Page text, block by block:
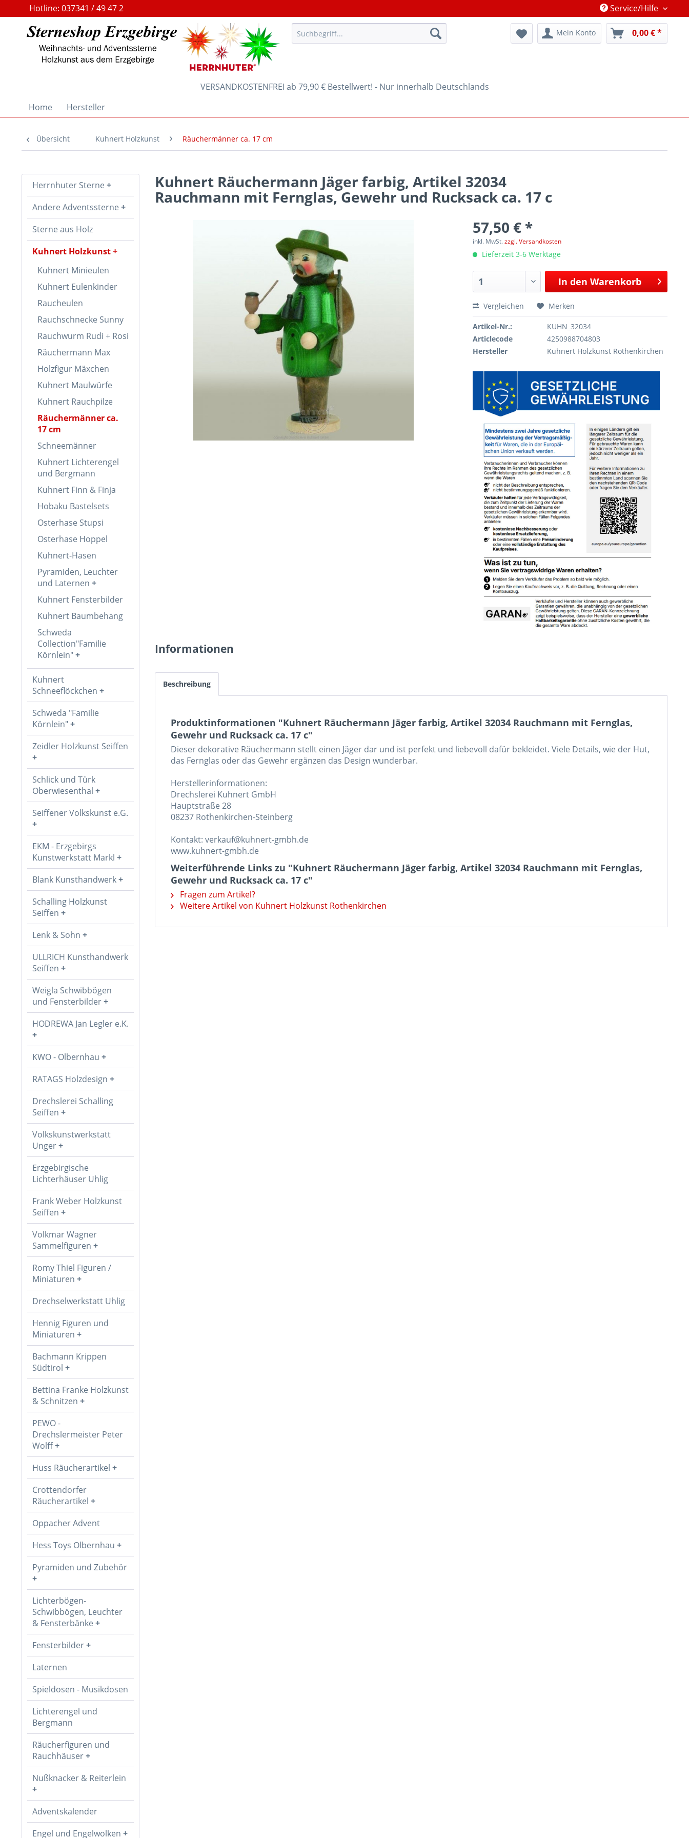
Hotline: 037341 / 49 47 2 Service/Hilfe
Mein Konto 0,00 € *
VERSANDKOSTENFREI ab 79,90 € Bestellwert! - Nur innerhalb Deutschlands
Home
Hersteller
Übersicht Kuhnert Holzkunst Räuchermänner ca. 17 cm
Herrnhuter Sterne
Andere Adventssterne
Sterne aus Holz
Kuhnert Holzkunst
Kuhnert Minieulen
Kuhnert Eulenkinder
Raucheulen
Rauchschnecke Sunny
Rauchwurm Rudi + Rosi
Räuchermann Max
Holzfigur Mäxchen
Kuhnert Maulwürfe
Kuhnert Rauchpilze
Räuchermänner ca.
17 cm
Schneemänner
Kuhnert Lichterengel
und Bergmann
Kuhnert Finn & Finja
Hobaku Bastelsets
Osterhase Stupsi
Osterhase Hoppel
Kuhnert-Hasen
Pyramiden, Leuchter
und Laternen
Kuhnert Fensterbilder
Kuhnert Baumbehang
Schweda
Collection"Familie
Körnlein"
Kuhnert
Schneeflöckchen
Schweda "Familie
Körnlein"
Zeidler Holzkunst Seiffen
Schlick und Türk
Oberwiesenthal
Seiffener Volkskunst e.G.
EKM - Erzgebirgs
Kunstwerkstatt Markl
Blank Kunsthandwerk
Schalling Holzkunst
Seiffen
Lenk & Sohn
ULLRICH Kunsthandwerk
Seiffen
Weigla Schwibbögen
und Fensterbilder
HODREWA Jan Legler e.K.
KWO - Olbernhau
RATAGS Holzdesign
Drechslerei Schalling
Seiffen
Volkskunstwerkstatt
Unger
Erzgebirgische
Lichterhäuser Uhlig
Frank Weber Holzkunst
Seiffen
Volkmar Wagner
Sammelfiguren
Romy Thiel Figuren /
Miniaturen
Drechselwerkstatt Uhlig
Hennig Figuren und
Miniaturen
Bachmann Krippen
Südtirol
Bettina Franke Holzkunst
& Schnitzen
PEWO -
Drechslermeister Peter
Wolff
Huss Räucherartikel
Crottendorfer
Räucherartikel
Oppacher Advent
Hess Toys Olbernhau
Pyramiden und Zubehör
Lichterbögen-
Schwibbögen, Leuchter
& Fensterbänke
Fensterbilder
Laternen
Spieldosen - Musikdosen
Lichterengel und
Bergmann
Räucherfiguren und
Rauchhäuser
Nußknacker & Reiterlein
Adventskalender
Engel und Engelwolken
Kuhnert Räuchermann Jäger farbig, Artikel 32034
Rauchmann mit Fernglas, Gewehr und Rucksack ca. 17 c
57,50 € *
inkl. MwSt.zzgl. Versandkosten
Lieferzeit 3-6 Werktage
In den Warenkorb
Vergleichen Merken
Artikel-Nr.:
KUHN_32034
Articlecode
4250988704803
Hersteller
Kuhnert Holzkunst Rothenkirchen
Informationen
Beschreibung
Produktinformationen "Kuhnert Räuchermann Jäger farbig, Artikel 32034 Rauchmann mit Fernglas,
Gewehr und Rucksack ca. 17 c"
Dieser dekorative Räuchermann stellt einen Jäger dar und ist perfekt und liebevoll dafür bekleidet. Viele Details, wie der Hut,
das Fernglas oder das Gewehr ergänzen das Design wunderbar.
Herstellerinformationen:
Drechslerei Kuhnert GmbH
Hauptstraße 28
08237 Rothenkirchen-Steinberg
Kontakt: verkauf@kuhnert-gmbh.de
www.kuhnert-gmbh.de
Weiterführende Links zu "Kuhnert Räuchermann Jäger farbig, Artikel 32034 Rauchmann mit Fernglas,
Gewehr und Rucksack ca. 17 c"
Fragen zum Artikel?
Weitere Artikel von Kuhnert Holzkunst Rothenkirchen